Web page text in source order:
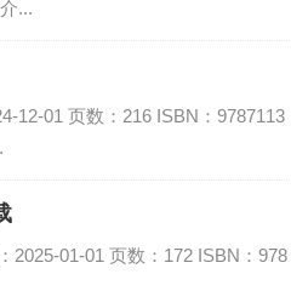
...
12-01 页数：216 ISBN：9787113
2025-01-01 页数：172 ISBN：978